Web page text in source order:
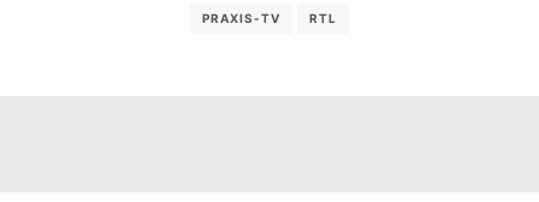
PRAXIS-TV RTL